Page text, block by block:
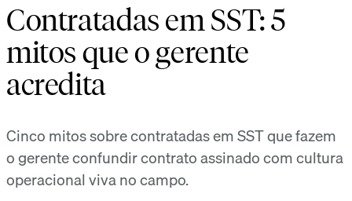
Contratadas em SST: 5
mitos que o gerente
acredita
Cinco mitos sobre contratadas em SST que fazem
o gerente confundir contrato assinado com cultura
operacional viva no campo.